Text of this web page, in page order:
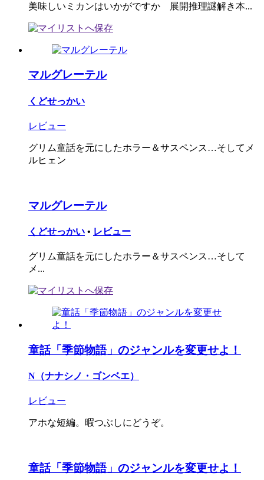
美味しいミカンはいかがですか 展開推理謎解き本...
マルグレーテル
くどせっかい
レビュー
グリム童話を元にしたホラー＆サスペンス…そしてメ
ルヒェン
マルグレーテル
くどせっかい • レビュー
グリム童話を元にしたホラー＆サスペンス…そして
メ...
童話「季節物語」のジャンルを変更せよ！
N（ナナシノ・ゴンベエ）
レビュー
アホな短編。暇つぶしにどうぞ。
童話「季節物語」のジャンルを変更せよ！